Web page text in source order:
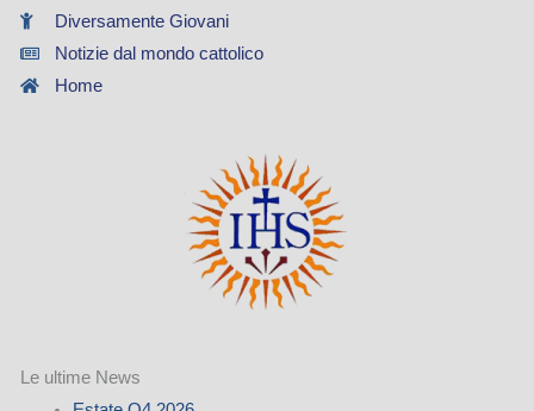
Diversamente Giovani
Notizie dal mondo cattolico
Home
Le ultime News